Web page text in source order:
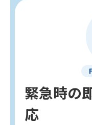
緊急時の
応